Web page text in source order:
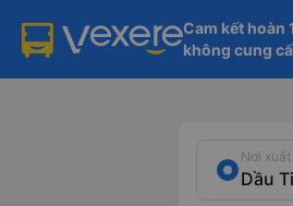
Cam kết hoàn
không cung
Nơi